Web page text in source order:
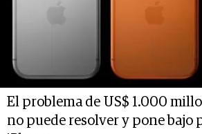
El problema de US$ 1.000
no puede resolver y pone bajo